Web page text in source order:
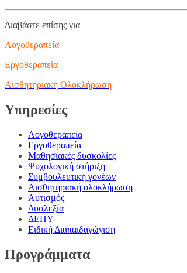
Διαβάστε επίσης για
Λογοθεραπεία
Εργοθεραπεία
Αισθητηριακή Ολοκλήρωση
Υπηρεσίες
Λογοθεραπεία
Εργοθεραπεία
Μαθησιακές δυσκολίες
Ψυχολογική στήριξη
Συμβουλευτική γονέων
Αισθητηριακή ολοκλήρωση
Αυτισμός
Δυσλεξία
ΔΕΠΥ
Ειδική Διαπαιδαγώγιση
Προγράμματα